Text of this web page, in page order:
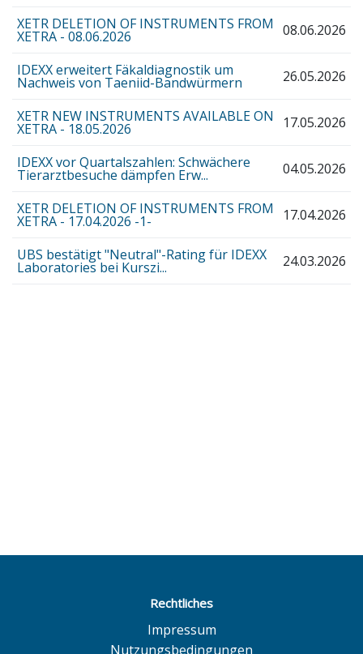
XETR DELETION OF INSTRUMENTS FROM
XETRA - 08.06.2026 08.06.2026
IDEXX erweitert Fäkaldiagnostik um
Nachweis von Taeniid-Bandwürmern 26.05.2026
XETR NEW INSTRUMENTS AVAILABLE ON
XETRA - 18.05.2026 17.05.2026
IDEXX vor Quartalszahlen: Schwächere
Tierarztbesuche dämpfen Erw... 04.05.2026
XETR DELETION OF INSTRUMENTS FROM
XETRA - 17.04.2026 -1- 17.04.2026
UBS bestätigt "Neutral"-Rating für IDEXX
Laboratories bei Kurszi... 24.03.2026
Rechtliches
Impressum
Nutzungsbedingungen